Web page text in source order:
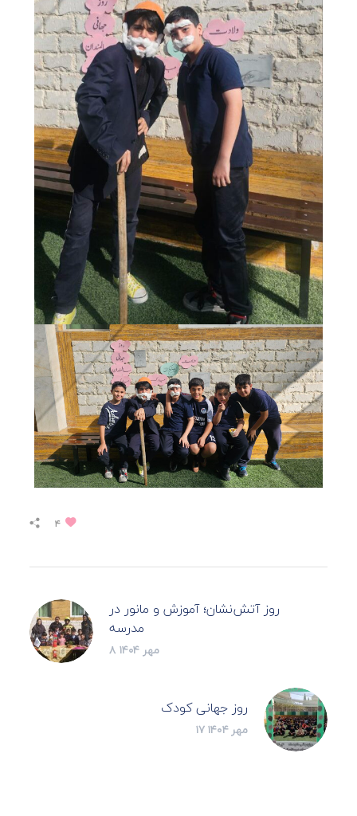
۴
روز آتش‌نشان؛ آموزش و مانور در
مدرسه
۸ مهر ۱۴۰۴
روز جهانی کودک
۱۷ مهر ۱۴۰۴